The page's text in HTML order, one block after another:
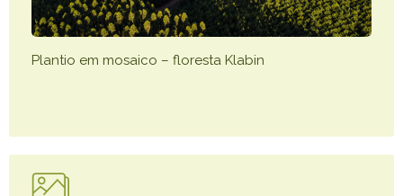
Plantio em mosaico – floresta Klabin